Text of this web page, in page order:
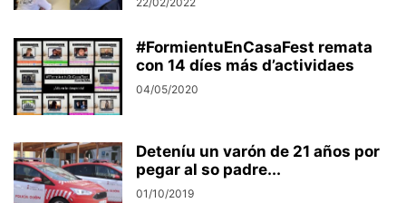
#FormientuEnCasaFest remata
con 14 díes más d’actividaes
04/05/2020
Deteníu un varón de 21 años por
pegar al so padre...
01/10/2019